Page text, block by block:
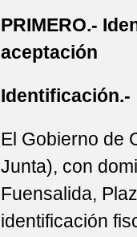
PRIMERO.-
aceptación
Identificación.-
El Gobierno de
Junta), con
Fuensalida,
identificación